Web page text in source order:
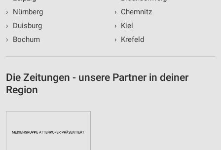
›
Nürnberg
›
Duisburg
›
Bochum
› Chemnitz
› Kiel
› Krefeld
Die Zeitungen - unsere Partner in deiner
Region